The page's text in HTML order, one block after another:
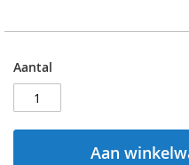
Aantal
Aan